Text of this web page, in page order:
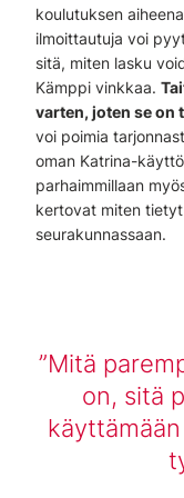
koulutuksen
ilmoittautuja voi
sitä, miten lasku
Kämppi vinkkaa.
varten, joten se on
voi poimia
oman Katrina-
parhaimmillaan
kertovat miten
seurakunnassaan.
Mitä
on, sitä